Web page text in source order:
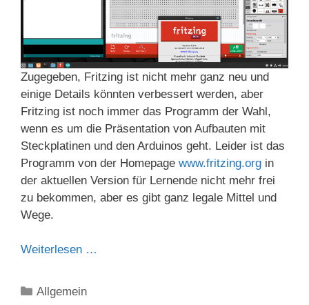
Zugegeben, Fritzing ist nicht mehr ganz neu und
einige Details könnten verbessert werden, aber
Fritzing ist noch immer das Programm der Wahl,
wenn es um die Präsentation von Aufbauten mit
Steckplatinen und den Arduinos geht. Leider ist das
Programm von der Homepage www.fritzing.org in
der aktuellen Version für Lernende nicht mehr frei
zu bekommen, aber es gibt ganz legale Mittel und
Wege.
Weiterlesen …
Kategorien
Allgemein